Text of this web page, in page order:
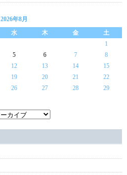
2026年8月
水 木 金
土
1
5 6 7
8
12 13 14
15
19 20 21
22
26 27 28
29